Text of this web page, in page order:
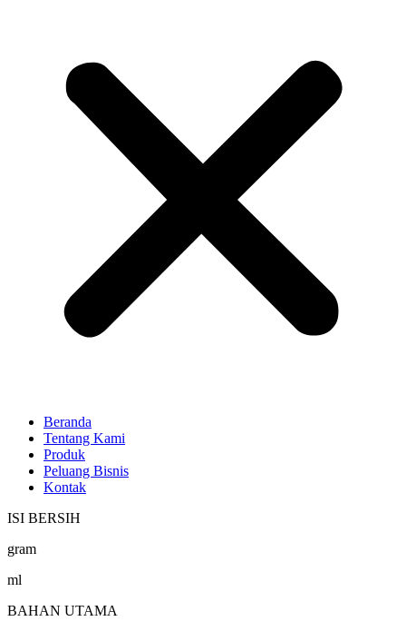
Beranda
Tentang Kami
Produk
Peluang Bisnis
Kontak
ISI BERSIH
gram
ml
BAHAN UTAMA